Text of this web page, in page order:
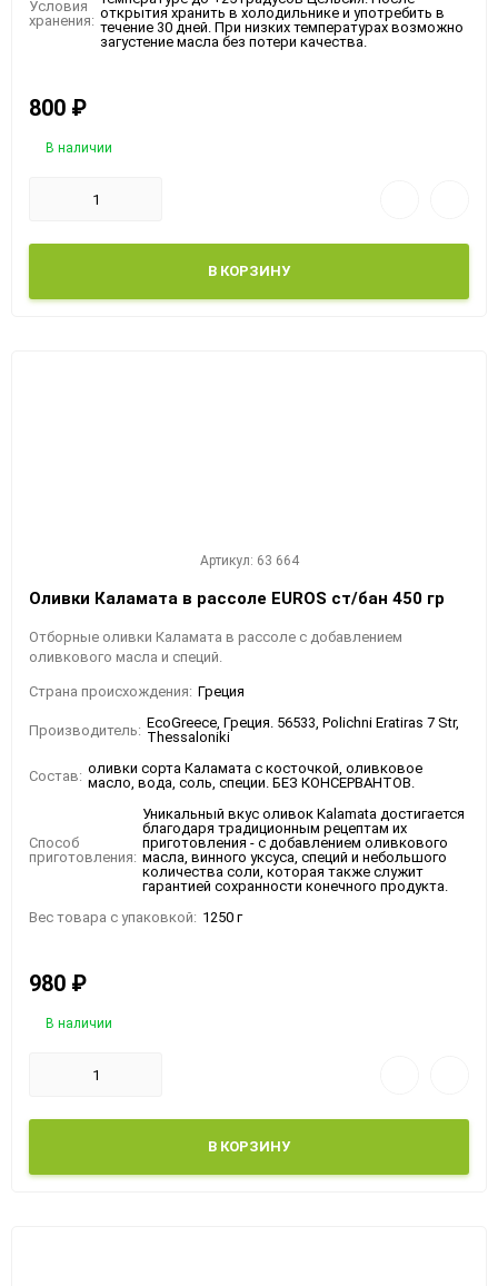
Условия
хранения: открытия хранить в холодильнике и употребить в
течение 30 дней. При низких температурах возможно
загустение масла без потери качества.
800 ₽
В наличии
В КОРЗИНУ
Артикул: 63 664
Оливки Каламата в рассоле EUROS ст/бан 450 гр
Отборные оливки Каламата в рассоле с добавлением
оливкового масла и специй.
Страна происхождения: Греция
Производитель: EcoGreece, Греция. 56533, Polichni Eratiras 7 Str,
Thessaloniki
Состав: оливки сорта Каламата с косточкой, оливковое
масло, вода, соль, специи. БЕЗ КОНСЕРВАНТОВ.
Способ
приготовления:
Уникальный вкус оливок Kalamata достигается
благодаря традиционным рецептам их
приготовления - с добавлением оливкового
масла, винного уксуса, специй и небольшого
количества соли, которая также служит
гарантией сохранности конечного продукта.
Вес товара с упаковкой: 1250 г
980 ₽
В наличии
В КОРЗИНУ